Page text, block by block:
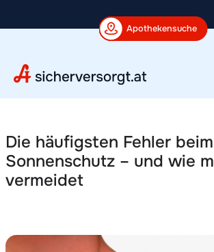
Apothekensuche
Meine Gesundheitstests
Gesundheitsthemen
Aktionen und Termine
Die häufigsten Fehler beim
Sonnenschutz – und wie
vermeidet